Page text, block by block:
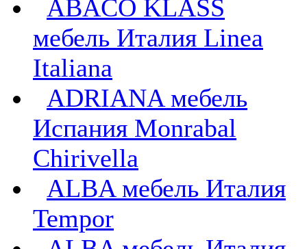
ABACO KLASS
мебель Италия Linea
Italiana
ADRIANA мебель
Испания Monrabal
Chirivella
ALBA мебель Италия
Tempor